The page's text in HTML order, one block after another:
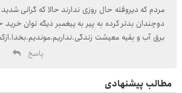
مردم که دیروقته حال روزی ندارند حالا که گرانی
دوچندان بدتر کرده به پیر به پیغمبر دیگه توان خرید
برق آب و بقیه معیشت
پاسخ
مطالب پیشنهادی